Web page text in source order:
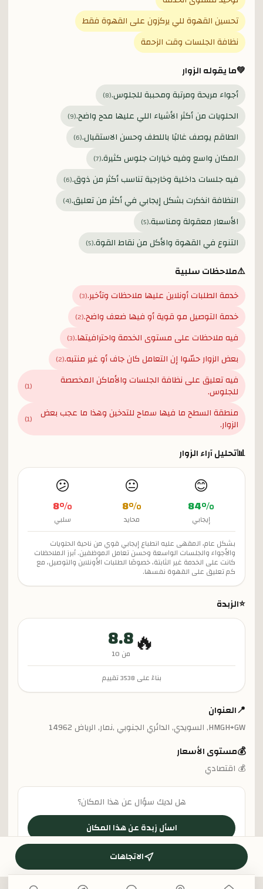
تحسين القهوة للي يركزون على القهوة فقط
نظافة الجلسات وقت الزحمة
💚ما يقوله الزوار
أجواء مريحة ومرتبة ومحببة للجلوس.(
8
)
الحلويات من أكثر الأشياء اللي عليها مدح واضح.(
9
)
الطاقم يوصف غالبًا باللطف وحسن الاستقبال.(
6
)
المكان واسع وفيه خيارات جلوس كثيرة.(
7
)
فيه جلسات داخلية وخارجية تناسب أكثر من ذوق.(
6
)
النظافة انذكرت بشكل إيجابي في أكثر من تعليق.(
4
)
الأسعار معقولة ومناسبة.(
5
)
التنوع في القهوة والأكل من نقاط القوة.(
5
)
⚠️ملاحظات سلبية
خدمة الطلبات أونلاين عليها ملاحظات وتأخير.(
3
)
خدمة التوصيل مو قوية أو فيها ضعف واضح.(
2
)
فيه ملاحظات على مستوى الخدمة واحترافيتها.(
3
)
بعض الزوار حسّوا إن التعامل كان جاف أو غير منتبه.(
2
)
فيه تعليق على نظافة الجلسات والأماكن المخصصة
للجلوس. (
1
)
منطقة السطح ما فيها سماح للتدخين وهذا ما عجب بعض
الزوار. (
1
)
📊تحليل آراء الزوار
😊
84%
إيجابي
😐
8%
محايد
😕
8%
سلبي
بشكل عام، المقهى عليه انطباع إيجابي قوي من ناحية الحلويات
والأجواء والجلسات الواسعة وحسن تعامل الموظفين. أبرز الملاحظات
كانت على الخدمة غير الثابتة، خصوصًا الطلبات الأونلاين والتوصيل، مع
كم تعليق على القهوة نفسها.
⭐الزبدة
🔥
8.8
من 10
بناءً على 3538تقييم
📍العنوان
HMGH+GW, السويدي, الدائري الجنوبي ,نمار, الرياض 14962
💰مستوى الأسعار
💰 اقتصادي
هل لديك سؤال عن هذا المكان؟
اسأل زبدة عن هذا المكان
الاتجاهات